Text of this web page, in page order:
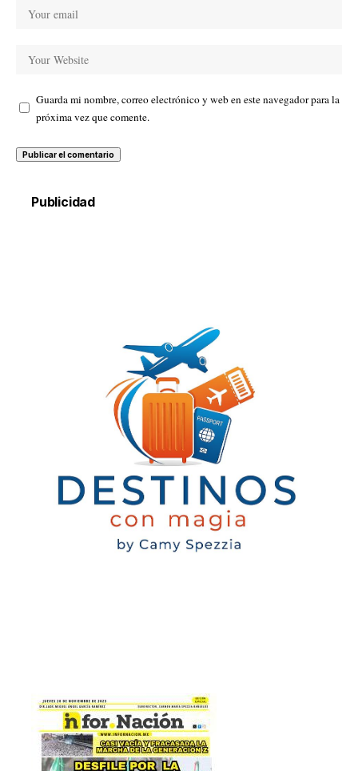
Guarda mi nombre, correo electrónico y web en este navegador para la
próxima vez que comente.
Publicidad